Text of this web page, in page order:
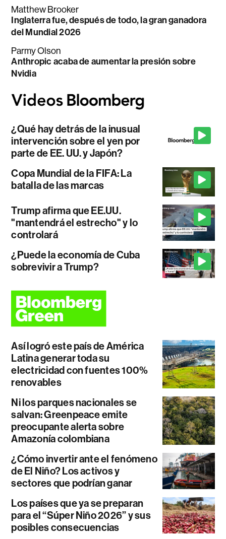
Matthew Brooker
Inglaterra fue, después de todo, la gran ganadora
del Mundial 2026
Parmy Olson
Anthropic acaba de aumentar la presión sobre
Nvidia
¿Qué hay detrás de la inusual
intervención sobre el yen por
parte de EE. UU. y Japón?
Copa Mundial de la FIFA: La
batalla de las marcas
Trump afirma que EE.UU.
"mantendrá el estrecho" y lo
controlará
¿Puede la economía de Cuba
sobrevivir a Trump?
Así logró este país de América
Latina generar toda su
electricidad con fuentes 100%
renovables
Ni los parques nacionales se
salvan: Greenpeace emite
preocupante alerta sobre
Amazonía colombiana
¿Cómo invertir ante el fenómeno
de El Niño? Los activos y
sectores que podrían ganar
Los países que ya se preparan
para el “Súper Niño 2026” y sus
posibles consecuencias